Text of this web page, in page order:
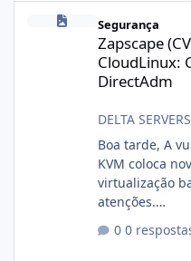
Segurança
Zapscape
CloudLinux:
DirectAdm
DELTA SERVERS
Boa tarde, A
KVM coloca
virtualização
atenções.
xjx23zz5f Criamos uma breve explicação:
0